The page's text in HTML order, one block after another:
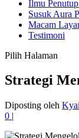
Ilmu
Susuk Aura
Macam
Testimoni
Pilih Halaman
Strategi
Diposting oleh
0 |